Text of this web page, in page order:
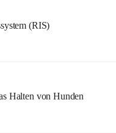
(RIS)
Halten von Hunden